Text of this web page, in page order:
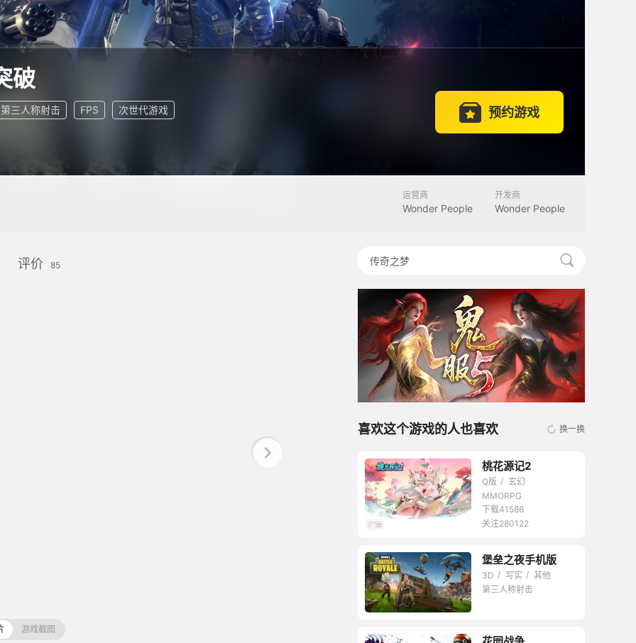
破
第三人称射击 FPS 次世代游戏 预约游戏
运营商
Wonder People
开发商
Wonder People
评价 85
游戏截图
喜欢这个游戏的人也喜欢 换一换
网游
桃花源记2
Q版
玄幻
MMORPG
下载41586
关注280122
堡垒之夜手机版
3D 写实
其他
第三人称射击